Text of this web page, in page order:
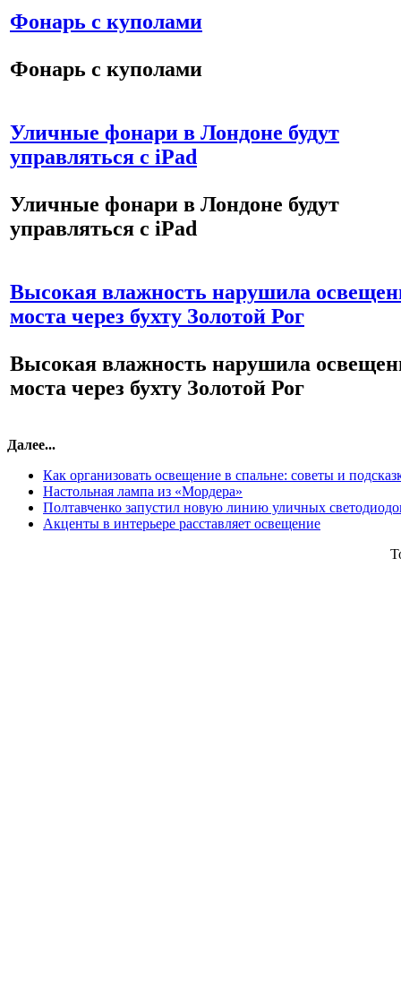
Фонарь с куполами
Фонарь с куполами
Уличные фонари в Лондоне будут
управляться с iPad
Уличные фонари в Лондоне будут
управляться с iPad
Высокая влажность нарушила
моста через бухту Золотой Рог
Высокая влажность нарушила
моста через бухту Золотой Рог
Далее...
Как организовать освещение в спальне: советы и
Настольная лампа из «Мордера»
Полтавченко запустил новую линию уличных
Акценты в интерьере расставляет освещение